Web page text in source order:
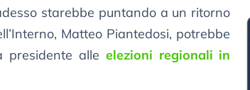
starebbe puntando a un ritorno
Matteo Piantedosi, potrebbe
presidente alle elezioni regionali in